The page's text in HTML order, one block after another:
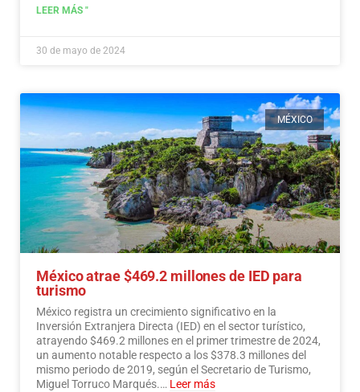
LEER MÁS "
30 de mayo de 2024
MÉXICO
México atrae $469.2 millones de IED para
turismo
México registra un crecimiento significativo en la
Inversión Extranjera Directa (IED) en el sector turístico,
atrayendo $469.2 millones en el primer trimestre de 2024,
un aumento notable respecto a los $378.3 millones del
mismo periodo de 2019, según el Secretario de Turismo,
Miguel Torruco Marqués.… Leer más